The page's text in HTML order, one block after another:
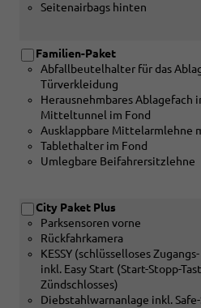
Seitenairbags hinten
Familien-Paket
Abfallbeutelhalter für das
Türverkleidung
Herausnehmbares Ablagefach
Mitteltunnel im Fond
Ausklappbare Mittelarmlehne
Tablethalter im Fond
Umlegbare Beifahrersitzlehne
City Paket Plus
Parksensoren vorne
Rückfahrkamera
KESSY (schlüsselloses
inkl. Easy Start (Start-Stopp-
Zündschlosses)
Diebstahlwarnanlage inkl.